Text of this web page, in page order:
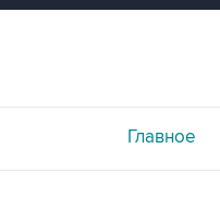
Главное